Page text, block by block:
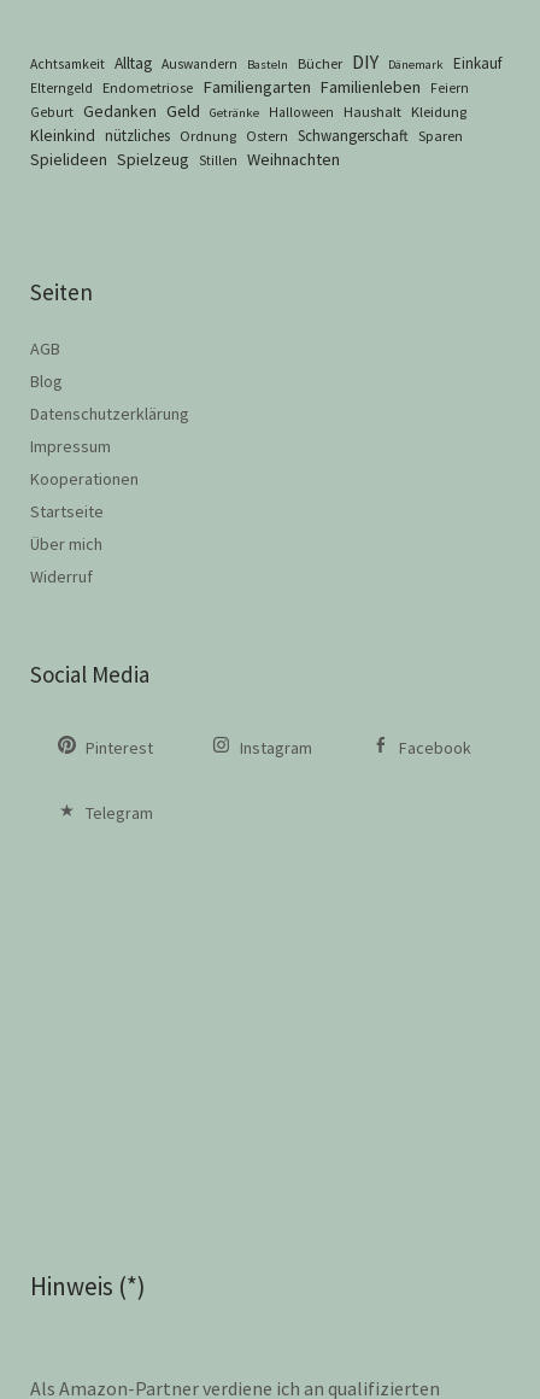
Achtsamkeit Alltag Auswandern Basteln Bücher DIY Dänemark Einkauf
Elterngeld Endometriose Familiengarten Familienleben
Feiern
Geburt Gedanken Geld Getränke Halloween Haushalt Kleidung
Kleinkind nützliches Ordnung Ostern Schwangerschaft Sparen
Spielideen Spielzeug Stillen Weihnachten
Seiten
AGB
Blog
Datenschutzerklärung
Impressum
Kooperationen
Startseite
Über mich
Widerruf
Social Media
Pinterest Instagram Facebook
Telegram
Hinweis (*)
Als Amazon-Partner verdiene ich an qualifizierten